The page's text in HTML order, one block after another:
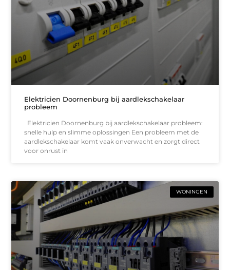
Elektricien Doornenburg bij aardlekschakelaar
probleem
Elektricien Doornenburg bij aardlekschakelaar probleem:
snelle hulp en slimme oplossingen Een probleem met de
aardlekschakelaar komt vaak onverwacht en zorgt direct
voor onrust in
WONINGEN